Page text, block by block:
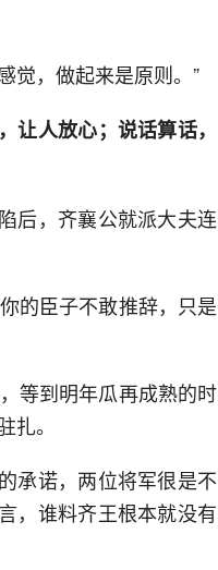
觉，做起来是原则。”
人放心；说话算话，
后，齐襄公就派大夫连
的臣子不敢推辞，只是
等到明年瓜再成熟的时
。
承诺，两位将军很是不
，谁料齐王根本就没有